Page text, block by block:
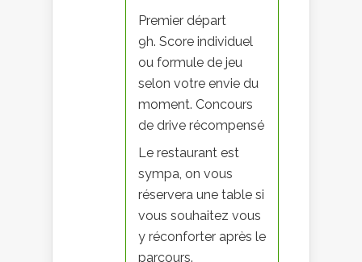
Premier départ
9h. Score individuel
ou formule de jeu
selon votre envie du
moment. Concours
de drive récompensé
Le restaurant est
sympa, on vous
réservera une table si
vous souhaitez vous
y réconforter après le
parcours.